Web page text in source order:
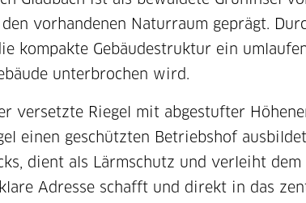
vorhandenen Naturraum geprägt.
kompakte Gebäudestruktur ein
unterbrochen wird.
versetzte Riegel mit abgestufter
einen geschützten Betriebshof
dient als Lärmschutz und verleiht
Adresse schafft und direkt in das